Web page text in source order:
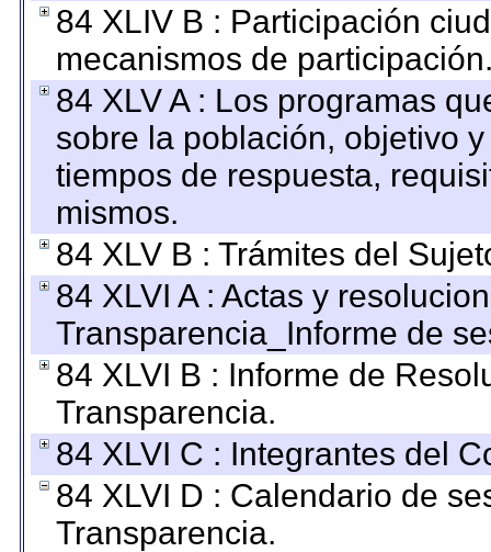
84 XLIV B : Participación
mecanismos de
84 XLV A : Los programas
sobre la población, objetivo
tiempos de respuesta,
mismos.
84 XLV B : Trámites del
84 XLVI A : Actas y
Transparencia_Informe de
84 XLVI B : Informe de
Transparencia.
84 XLVI C : Integrantes del
84 XLVI D : Calendario de
Transparencia.